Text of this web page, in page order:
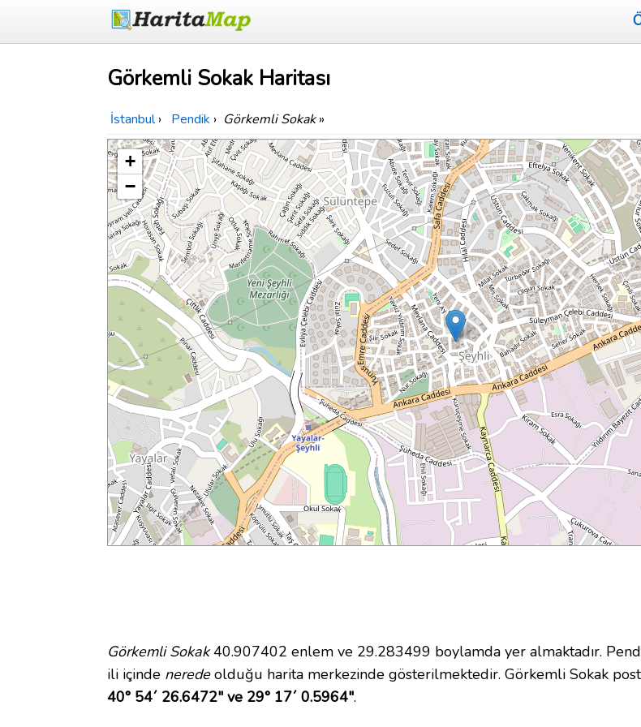
Görkemli Sokak Haritası
İstanbul › Pendik › Görkemli Sokak»
+
−
Görkemli Sokak40.907402 enlem ve 29.283499 boylamda yer almaktadır.
ili içinde neredeolduğu harita merkezinde gösterilmektedir. Görkemli Sokak
40° 54´ 26.6472" ve 29° 17´ 0.5964".